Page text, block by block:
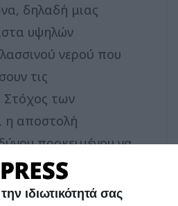
ιδιωτικότητά σας
δηλαδή μιας
υψηλών
νερού που
τις
Στόχος των
η αποστολή
προκειμένου να
εγκαίρως τα όποια